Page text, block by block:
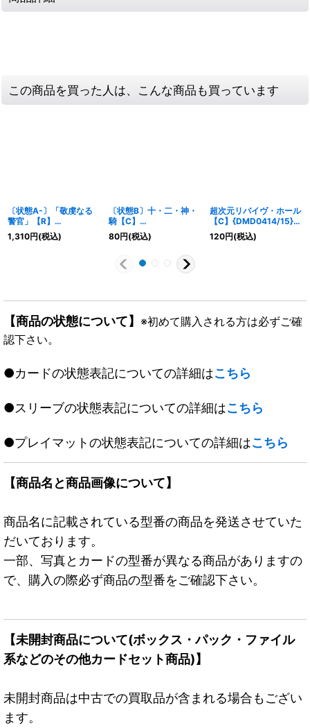
この商品を買った人は、こんな商品も買っています
〔状態A-〕「敬虔なる
警官」【R】
{23BD730/60}《水》
1,310円(税込)
〔状態B〕十・二・神・
騎【C】
{RP21TF17/TF20}
《水》
80円(税込)
超次元リバイヴ・ホール
【C】{DMD0414/15}
《闇》
120円(税込)
【商品の状態について】 ※初めて購入される方は必ずご確
認下さい。
●カードの状態表記についての詳細はこちら
●スリーブの状態表記についての詳細はこちら
●プレイマットの状態表記についての詳細はこちら
【商品名と商品画像について】
商品名に記載されている型番の商品を発送させていた
だいております。
一部、写真とカードの型番が異なる商品がありますの
で、購入の際必ず商品の型番をご確認下さい。
【未開封商品について(ボックス・パック・ファイル
系などのその他カードセット商品)】
未開封商品は中古での買取品が含まれる場合もござい
ます。